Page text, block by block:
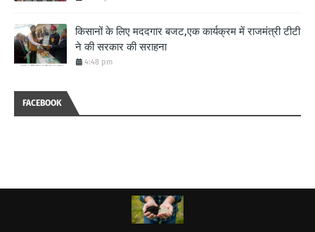
किसानों के लिए मददगार बजट,एक कार्यक्रम में राजमंत्री टीटी
ने की सरकार की सराहना
4:48 pm
FACEBOOK